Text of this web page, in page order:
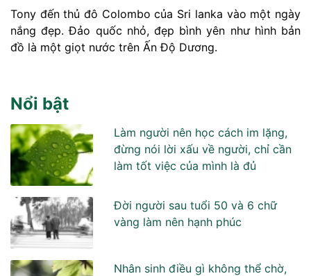
Tony đến thủ đô Colombo của Sri lanka vào một ngày
nắng đẹp. Đảo quốc nhỏ, đẹp bình yên như hình bản
đồ là một giọt nước trên Ấn Độ Dương.
Nổi bật
Làm người nên học cách im lặng,
đừng nói lời xấu về người, chỉ cần
làm tốt việc của mình là đủ
Đời người sau tuổi 50 và 6 chữ
vàng làm nên hạnh phúc
Nhân sinh điều gì không thể chờ,